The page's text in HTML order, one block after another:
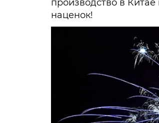
производство в
наценок!